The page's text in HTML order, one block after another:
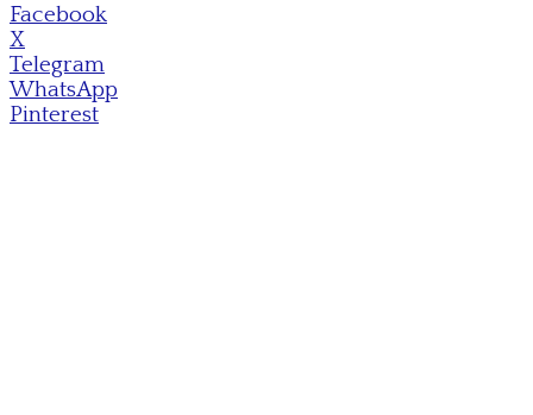
Facebook
X
Telegram
WhatsApp
Pinterest